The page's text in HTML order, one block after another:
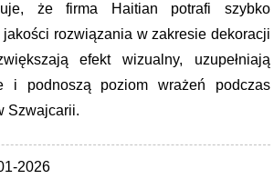
że firma Haitian potrafi szybko
rozwiązania w zakresie dekoracji
efekt wizualny, uzupełniają
i podnoszą poziom wrażeń podczas
Szwajcarii.
2026